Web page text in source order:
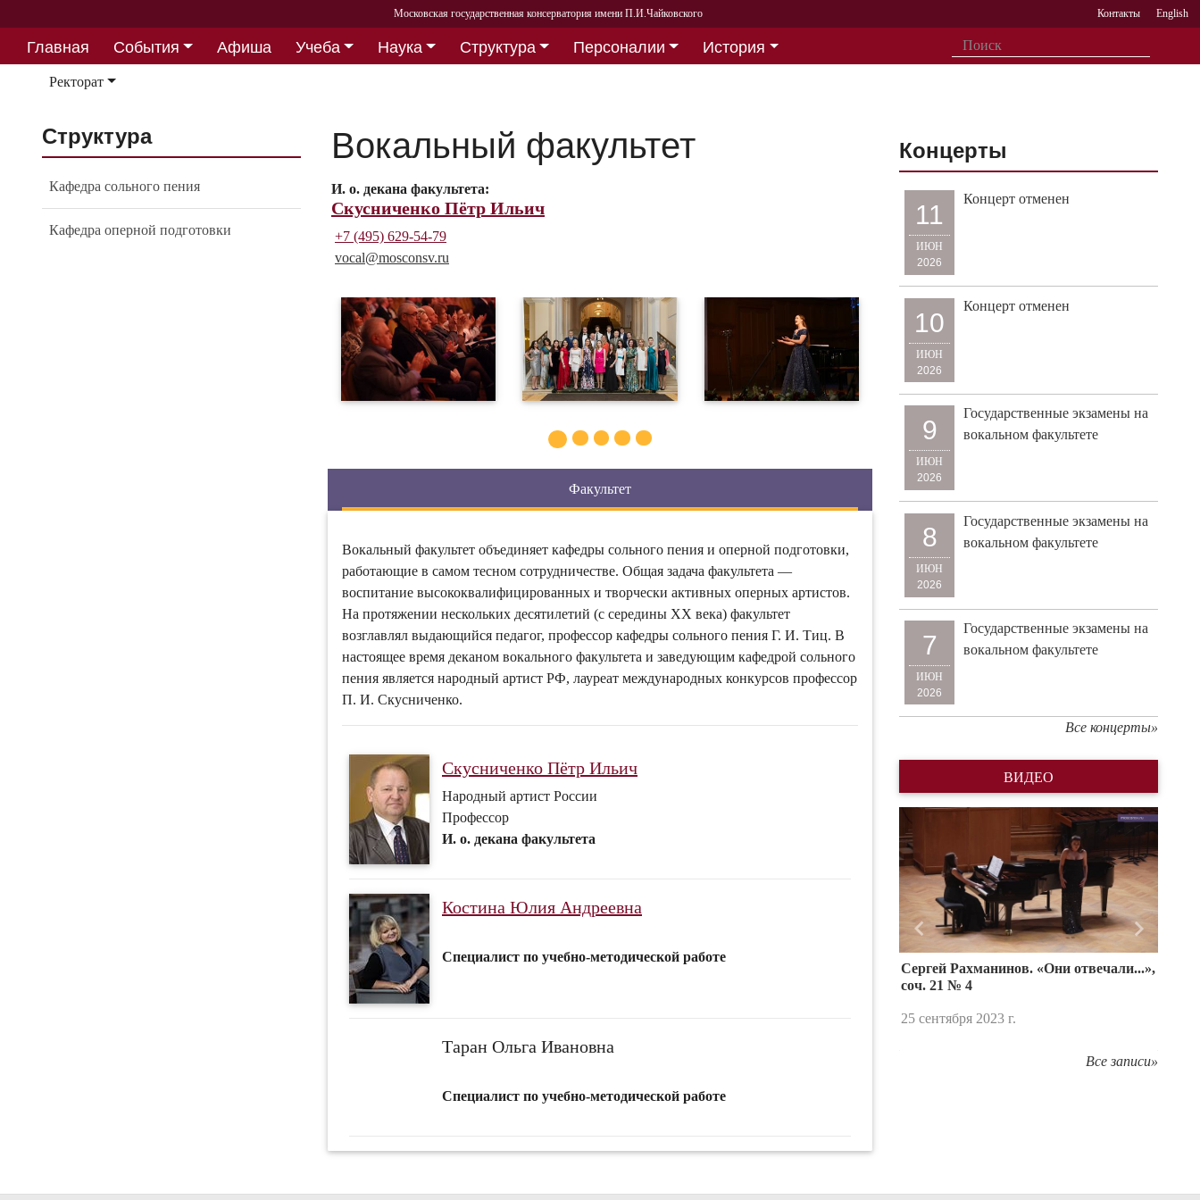
Московская государственная консерватория имени П.И.Чайковского Контакты English
Главная События Афиша Учеба Наука Структура Персоналии
История
Партнерство
Ректорат
Структура
Кафедра сольного пения
Кафедра оперной подготовки
Вокальный факультет
И. о. декана факультета:
Скусниченко Пётр Ильич
+7 (495) 629-54-79
vocal@mosconsv.ru
Факультет
Вокальный факультет объединяет кафедры сольного пения и оперной подготовки,
работающие в самом тесном сотрудничестве. Общая задача факультета —
воспитание высококвалифицированных и творчески активных оперных артистов.
На протяжении нескольких десятилетий (с середины ХХ века) факультет
возглавлял выдающийся педагог, профессор кафедры сольного пения Г. И. Тиц. В
настоящее время деканом вокального факультета и заведующим кафедрой сольного
пения является народный артист РФ, лауреат международных конкурсов профессор
П. И. Скусниченко.
Скусниченко Пётр Ильич
Народный артист России
Профессор
И. о. декана факультета
Костина Юлия Андреевна
Специалист по учебно-методической работе
Таран Ольга Ивановна
Специалист по учебно-методической работе
Концерты
11
ИЮН
2026
Концерт отменен
10
ИЮН
2026
Концерт отменен
9
ИЮН
2026
Государственные экзамены на
вокальном факультете
8
ИЮН
2026
Государственные экзамены на
вокальном факультете
7
ИЮН
2026
Государственные экзамены на
вокальном факультете
Все концерты»
ВИДЕО
Сергей Рахманинов. «Они отвечали...»,
соч. 21 № 4
25 сентября 2023 г.
Назад Вперед
Все записи»